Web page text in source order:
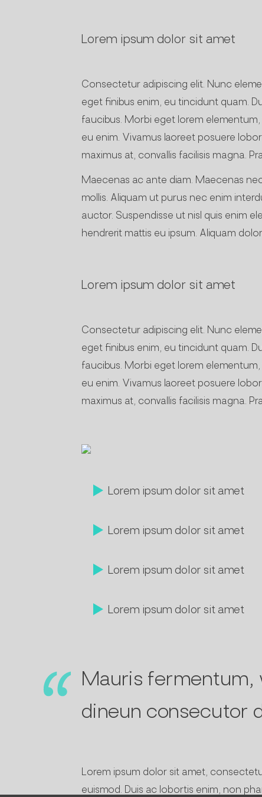
Lorem ipsum dolor sit amet
Consectetur adipiscing elit. Nunc
eget finibus enim, eu tincidunt quam.
faucibus. Morbi eget lorem
eu enim. Vivamus laoreet posuere
maximus at, convallis facilisis magna.
Maecenas ac ante diam. Maecenas
mollis. Aliquam ut purus nec enim
auctor. Suspendisse ut nisl quis enim
hendrerit mattis eu ipsum. Aliquam
Lorem ipsum dolor sit amet
Consectetur adipiscing elit. Nunc
eget finibus enim, eu tincidunt quam.
faucibus. Morbi eget lorem
eu enim. Vivamus laoreet posuere
maximus at, convallis facilisis magna.
Lorem ipsum dolor sit amet
Lorem ipsum dolor sit amet
Lorem ipsum dolor sit amet
Lorem ipsum dolor sit amet
Mauris fermentum,
dineun consecutor
Lorem ipsum dolor sit amet,
euismod. Duis ac lobortis enim, non